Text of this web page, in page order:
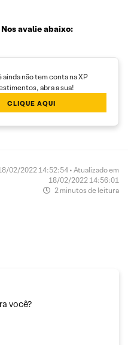
avalie abaixo:
ainda não tem conta na XP
abra a sua!
CLIQUE AQUI
02/2022 14:52:54 • Atualizado em
18/02/2022 14:56:01
2 minutos de leitura
você?